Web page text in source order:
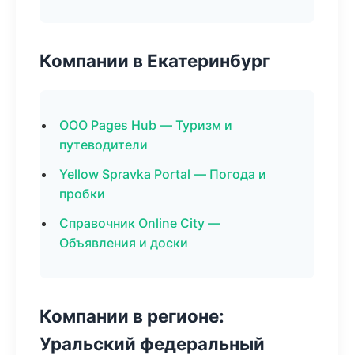
Компании в Екатеринбург
ООО Pages Hub — Туризм и
путеводители
Yellow Spravka Portal — Погода и
пробки
Справочник Online City —
Объявления и доски
Компании в регионе:
Уральский федеральный